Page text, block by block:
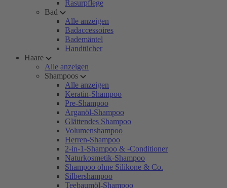
Rasurpflege
Bad
Alle anzeigen
Badaccessoires
Bademäntel
Handtücher
Haare
Alle anzeigen
Shampoos
Alle anzeigen
Keratin-Shampoo
Pre-Shampoo
Arganöl-Shampoo
Glättendes Shampoo
Volumenshampoo
Herren-Shampoo
2-in-1-Shampoo & -Conditioner
Naturkosmetik-Shampoo
Shampoo ohne Silikone & Co.
Silbershampoo
Teebaumöl-Shampoo